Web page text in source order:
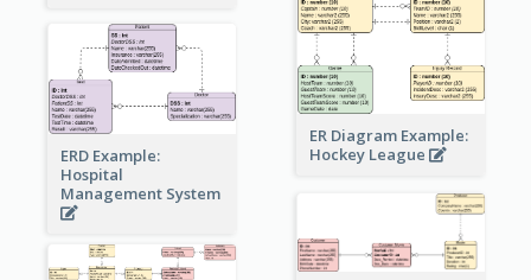
ER Diagram Example:
Hockey League
ERD Example:
Hospital
Management System